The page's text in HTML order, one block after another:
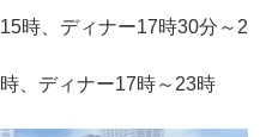
時、ディナー17時30分～2
、ディナー17時～23時